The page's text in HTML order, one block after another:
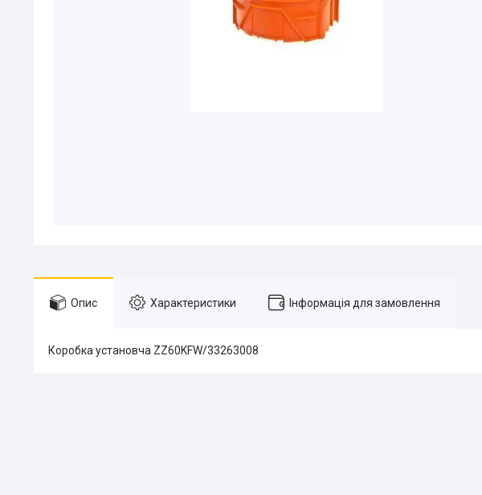
Опис Характеристики Інформація для замовлення
Коробка установча ZZ60KFW/33263008